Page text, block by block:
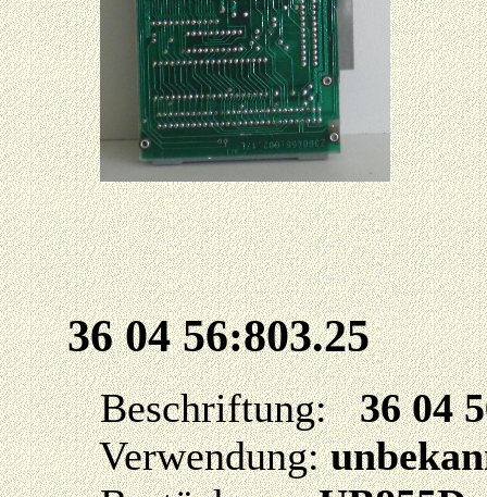
36 04 56:803.25
Beschriftung:36 04
Verwendung: